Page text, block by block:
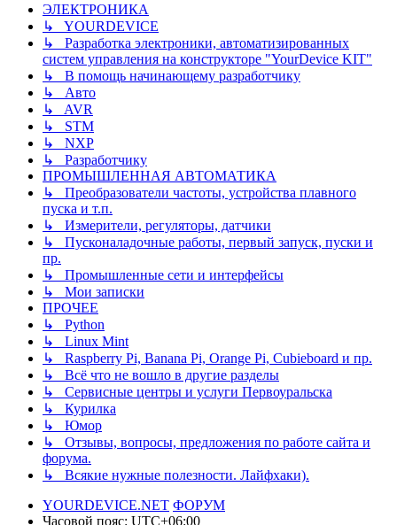
ЭЛЕКТРОНИКА
↳ YOURDEVICE
↳ Разработка электроники, автоматизированных
систем управления на конструкторе "YourDevice KIT"
↳ В помощь начинающему разработчику
↳ Авто
↳ AVR
↳ STM
↳ NXP
↳ Разработчику
ПРОМЫШЛЕННАЯ АВТОМАТИКА
↳ Преобразователи частоты, устройства плавного
пуска и т.п.
↳ Измерители, регуляторы, датчики
↳ Пусконаладочные работы, первый запуск, пуски и
пр.
↳ Промышленные сети и интерфейсы
↳ Мои записки
ПРОЧЕЕ
↳ Python
↳ Linux Mint
↳ Raspberry Pi, Banana Pi, Orange Pi, Cubieboard и пр.
↳ Всё что не вошло в другие разделы
↳ Сервисные центры и услуги Первоуральска
↳ Курилка
↳ Юмор
↳ Отзывы, вопросы, предложения по работе сайта и
форума.
↳ Всякие нужные полезности. Лайфхаки).
YOURDEVICE.NET ФОРУМ
Часовой пояс: UTC+06:00